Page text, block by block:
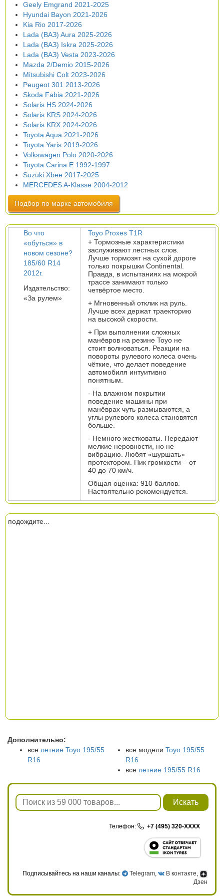
Geely Emgrand 2021-2025
Hyundai Bayon 2021-2026
Kia Rio 2017-2026
Lada (ВАЗ) Aura 2025-2026
Lada (ВАЗ) Iskra 2025-2026
Lada (ВАЗ) Vesta 2023-2026
Mazda 2/Demio 2015-2026
Mitsubishi Colt 2023-2026
Peugeot 301 2013-2026
Skoda Fabia 2021-2026
Solaris HS 2024-2026
Solaris KRS 2024-2026
Solaris KRX 2024-2026
Toyota Aqua 2021-2026
Toyota Yaris 2019-2026
Volkswagen Polo 2020-2026
Toyota Carina E 1992-1997
Suzuki Xbee 2017-2025
MERCEDES A-Klasse 2004-2012
Подбор по марке автомобиля
Во что
«обуться» в
новом сезоне?
185/60 R14
2012г.
Издательство:
«За рулем»
Toyo Proxes T1R
+ Тормозные характеристики
заслуживают лестных слов.
Лучше тормозят на сухой дороге
только покрышки Continental.
Правда, в испытаниях на мокрой
трассе занимают только
четвёртое место.
+ Мгновенный отклик на руль.
Лучше всех держат траекторию
на высокой скорости.
+ При выполнении сложных
манёвров на резине Toyo не
стоит волноваться. Реакции на
повороты рулевого колеса очень
чёткие, что делает поведение
автомобиля интуитивно
понятным.
- На влажном покрытии
поведение машины при
манёврах чуть размываются, а
углы рулевого колеса становятся
больше.
- Немного жестковаты. Передают
мелкие неровности, но не
вибрацию. Любят «шуршать»
протектором. Пик громкости – от
40 до 70 км/ч.
Общая оценка: 910 баллов.
Настоятельно рекомендуется.
подождите...
Дополнительно:
все летние Toyo 195/55
R16
все модели Toyo 195/55
R16
все летние 195/55 R16
Искать
Телефон: +7 (495) 320-XXXX
Подписывайтесь на наши каналы: Telegram, В контакте,
Дзен